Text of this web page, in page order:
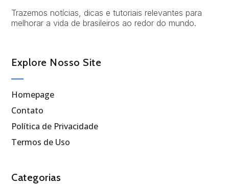
Trazemos notícias, dicas e tutoriais relevantes para
melhorar a vida de brasileiros ao redor do mundo.
Explore Nosso Site
Homepage
Contato
Política de Privacidade
Termos de Uso
Categorias